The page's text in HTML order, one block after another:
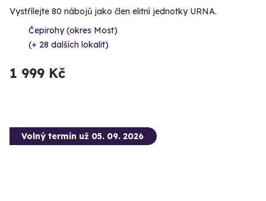
Vystřílejte 80 nábojů jako člen elitní jednotky URNA.
Čepirohy (okres Most)
(+ 28 dalších lokalit)
1 999 Kč
Volný termín už 05. 09. 2026